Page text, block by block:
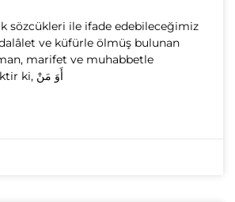
sözcükleri ile ifade edebileceğimiz
ve küfürle ölmüş bulunan
marifet ve muhabbetle
dirilmesi demektir ki, أَوَ مَنْ